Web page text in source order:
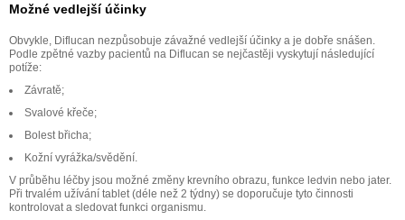
Možné vedlejší účinky
Obvykle, Diflucan nezpůsobuje závažné vedlejší účinky a je dobře snášen.
Podle zpětné vazby pacientů na Diflucan se nejčastěji vyskytují následující
potíže:
Závratě;
Svalové křeče;
Bolest břicha;
Kožní vyrážka/svědění.
V průběhu léčby jsou možné změny krevního obrazu, funkce ledvin nebo jater.
Při trvalém užívání tablet (déle než 2 týdny) se doporučuje tyto činnosti
kontrolovat a sledovat funkci organismu.